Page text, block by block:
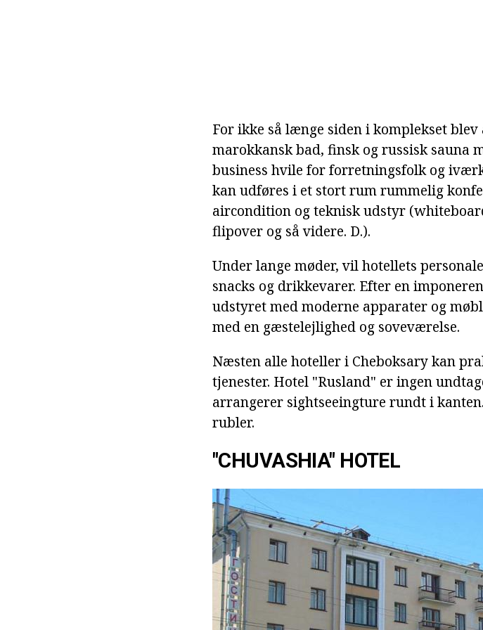
For ikke så længe siden i komplekset
marokkansk bad, finsk og russisk sauna
business hvile for forretningsfolk og
kan udføres i et stort rum rummelig
aircondition og teknisk udstyr
flipover og så videre. D.).
Under lange møder, vil hotellets
snacks og drikkevarer. Efter en
udstyret med moderne apparater og
med en gæstelejlighed og soveværelse.
Næsten alle hoteller i Cheboksary kan
tjenester. Hotel "Rusland" er ingen
arrangerer sightseeingture rundt i
rubler.
"CHUVASHIA" HOTEL